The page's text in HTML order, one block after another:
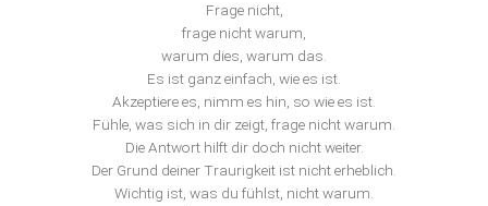
Frage nicht,
frage nicht warum,
warum dies, warum das.
Es ist ganz einfach, wie es ist.
Akzeptiere es, nimm es hin, so wie es ist.
Fühle, was sich in dir zeigt, frage nicht warum.
Die Antwort hilft dir doch nicht weiter.
Der Grund deiner Traurigkeit ist nicht erheblich.
Wichtig ist, was du fühlst, nicht warum.